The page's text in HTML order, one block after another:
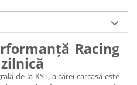
Racing
de la KYT, a cărei carcasă este